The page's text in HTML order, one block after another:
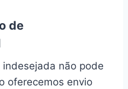
de
não pode
oferecemos envio